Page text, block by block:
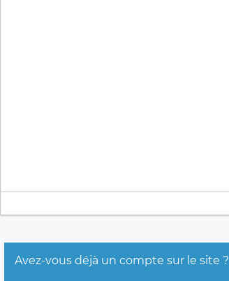
Avez-vous déjà un compte sur le site ?